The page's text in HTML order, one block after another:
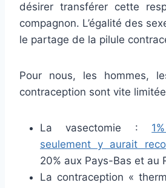
désirer transférer cette
compagnon. L’égalité des
le partage de la pilule
Pour nous, les hommes,
contraception sont vite
La vasectomie :
seulement y aurait
20% aux Pays-Bas et au
La contraception «